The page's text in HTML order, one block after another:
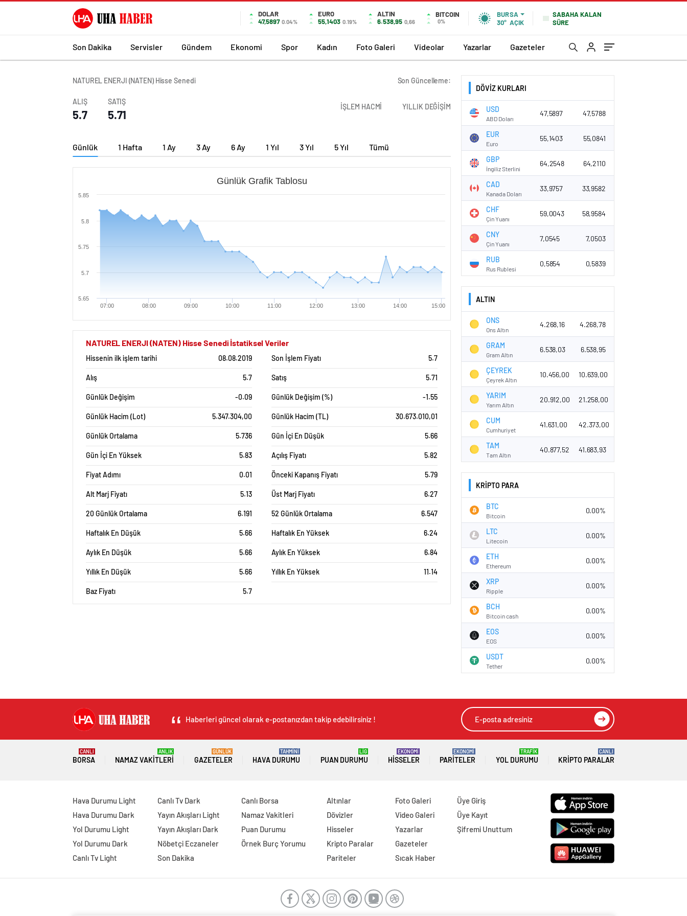
DOLAR
47,5897 0.04%
EURO
55,1403 0.19%
ALTIN
6.538,95 0,66
BITCOIN
0%
BURSA
30° AÇIK
SABAHA KALAN
SÜRE
Son Dakika Servisler Gündem Ekonomi Spor Kadın Foto Galeri Videolar Yazarlar Gazeteler
NATUREL ENERJI (NATEN) Hisse Senedi Son Güncelleme:
ALIŞ
5.7
SATIŞ
5.71
İŞLEM HACMİ YILLIK DEĞİŞİM
Günlük 1 Hafta 1 Ay 3 Ay 6 Ay 1 Yıl 3 Yıl 5 Yıl Tümü
Günlük Grafik Tablosu
07:00 08:00 09:00 10:00 11:00 12:00 13:00 14:00 15:00
5.65
5.7
5.75
5.8
5.85
NATUREL ENERJI (NATEN) Hisse Senedi İstatiksel Veriler
Hissenin ilk işlem tarihi 08.08.2019 Son İşlem Fiyatı 5.7
Alış 5.7 Satış 5.71
Günlük Değişim -0.09 Günlük Değişim (%) -1.55
Günlük Hacim (Lot) 5.347.304,00 Günlük Hacim (TL) 30.673.010,01
Günlük Ortalama 5.736 Gün İçi En Düşük 5.66
Gün İçi En Yüksek 5.83 Açılış Fiyatı 5.82
Fiyat Adımı 0.01 Önceki Kapanış Fiyatı 5.79
Alt Marj Fiyatı 5.13 Üst Marj Fiyatı 6.27
20 Günlük Ortalama 6.191 52 Günlük Ortalama 6.547
Haftalık En Düşük 5.66 Haftalık En Yüksek 6.24
Aylık En Düşük 5.66 Aylık En Yüksek 6.84
Yıllık En Düşük 5.66 Yıllık En Yüksek 11.14
Baz Fiyatı 5.7
DÖVİZ KURLARI
USD
ABD Doları
47,5897 47,5788
EUR
Euro
55,1403 55,0841
GBP
İngiliz Sterlini
64,2548 64,2110
CAD
Kanada Doları
33,9757 33,9582
CHF
Çin Yuanı
59,0043 58,9584
CNY
Çin Yuanı
7,0545 7,0503
RUB
Rus Rublesi
0,5854 0,5839
ALTIN
ONS
Ons Altın
4.268,16 4.268,78
GRAM
Gram Altın
6.538,03 6.538,95
ÇEYREK
Çeyrek Altın
10.456,00 10.639,00
YARIM
Yarım Altın
20.912,00 21.258,00
CUM
Cumhuriyet
41.631,00 42.373,00
TAM
Tam Altın
40.877,52 41.683,93
KRİPTO PARA
BTC
Bitcoin
0.00%
LTC
Litecoin
0.00%
ETH
Ethereum
0.00%
XRP
Ripple
0.00%
BCH
Bitcoin cash
0.00%
EOS
EOS
0.00%
USDT
Tether
0.00%
Haberleri güncel olarak e-postanızdan takip edebilirsiniz !
BORSA
CANLI
NAMAZ VAKITLERI
ANLIK
GAZETELER
GÜNLÜK
HAVA DURUMU
TAHMİNİ
PUAN DURUMU
LİG
HISSELER
EKONOMİ
PARITELER
EKONOMİ
YOL DURUMU
TRAFİK
KRIPTO PARALAR
CANLI
Hava Durumu Light
Hava Durumu Dark
Yol Durumu Light
Yol Durumu Dark
Canlı Tv Light
Canlı Tv Dark
Yayın Akışları Light
Yayın Akışları Dark
Nöbetçi Eczaneler
Son Dakika
Canlı Borsa
Namaz Vakitleri
Puan Durumu
Örnek Burç Yorumu
Altınlar
Dövizler
Hisseler
Kripto Paralar
Pariteler
Foto Galeri
Video Galeri
Yazarlar
Gazeteler
Sıcak Haber
Üye Giriş
Üye Kayıt
Şifremi Unuttum